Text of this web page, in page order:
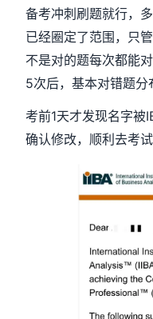
备考冲刺刷题就行，
已经圈定了范围，只
不是对的题每次都能
5次后，基本对错题分
考前1天才发现名字被
确认修改，顺利去考试